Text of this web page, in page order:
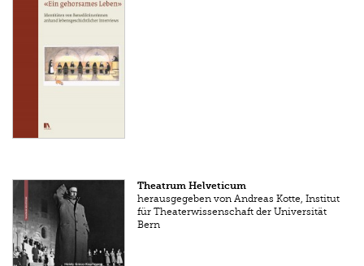
Theatrum Helveticum
herausgegeben von Andreas Kotte, Institut
für Theaterwissenschaft der Universität
Bern